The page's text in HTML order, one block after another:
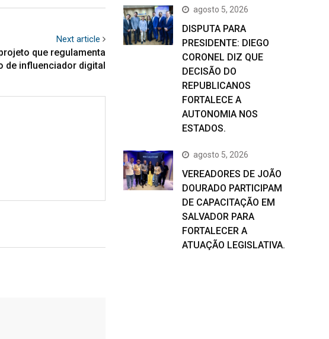
Next article
que regulamenta
de influenciador digital
agosto 5, 2026
DISPUTA PARA
PRESIDENTE: DIEGO
CORONEL DIZ QUE
DECISÃO DO
REPUBLICANOS
FORTALECE A
AUTONOMIA NOS
ESTADOS.
agosto 5, 2026
VEREADORES DE JOÃO
DOURADO PARTICIPAM
DE CAPACITAÇÃO EM
SALVADOR PARA
FORTALECER A
ATUAÇÃO LEGISLATIVA.